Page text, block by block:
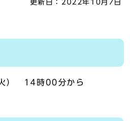
更新日： 2022年10月7日
） 14時00分から